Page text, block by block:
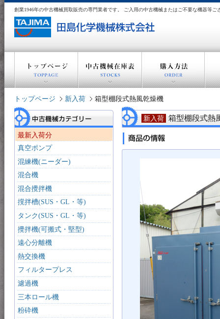
創業1946年の中古機械買取販売の専門業者です。 ご入用の中古機械またはご不要な機器等ご
トップページ 新入荷 箱型棚段式熱風乾燥機
新入荷 箱型棚段式熱
最新入荷分
真空ポンプ
混練機(ニーダー)
混合機
混合攪拌機
撹拌槽(SUS・GL・等)
タンク(SUS・GL・等)
攪拌機(可搬式・堅型)
遠心分離機
熱交換機
フィルタープレス
濾過機
三本ロール機
粉砕機